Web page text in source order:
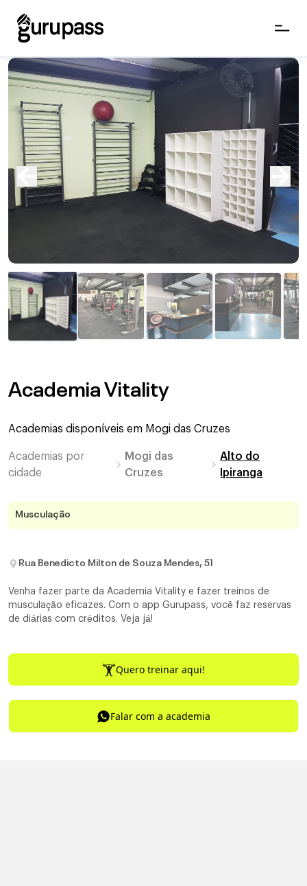
Academia Vitality
Academias disponíveis em Mogi das Cruzes
Academias por
cidade
Mogi das
Cruzes
Alto do
Ipiranga
Musculação
Rua Benedicto Milton de Souza Mendes, 51
Venha fazer parte da Academia Vitality e fazer treinos de
musculação eficazes. Com o app Gurupass, você faz reservas
de diárias com créditos. Veja já!
Quero treinar aqui!
Falar com a academia